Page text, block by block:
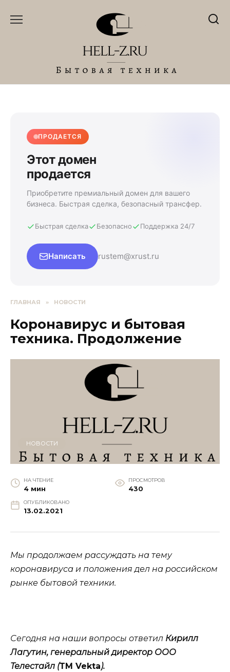
ПРОДАЕТСЯ
Этот домен
продается
Приобретите премиальный домен для вашего
бизнеса. Быстрая сделка, безопасный трансфер.
Быстрая сделка Безопасно Поддержка 24/7
Написать rustem@xrust.ru
ГЛАВНАЯ » НОВОСТИ
Коронавирус и бытовая
техника. Продолжение
НОВОСТИ
НА ЧТЕНИЕ
4 мин
ПРОСМОТРОВ
430
ОПУБЛИКОВАНО
13.02.2021
Мы продолжаем рассуждать на тему
коронавируса и положения дел на российском
рынке бытовой техники.
Сегодня на наши вопросы ответил Кирилл
Лагутин, генеральный директор ООО
Телестайл (ТМ Vekta).